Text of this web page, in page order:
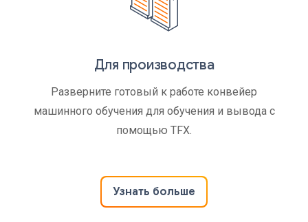
Для производства
Разверните готовый к работе конвейер
машинного обучения для обучения и вывода с
помощью TFX.
Узнать больше